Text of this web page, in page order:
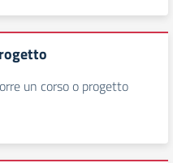
un corso o progetto